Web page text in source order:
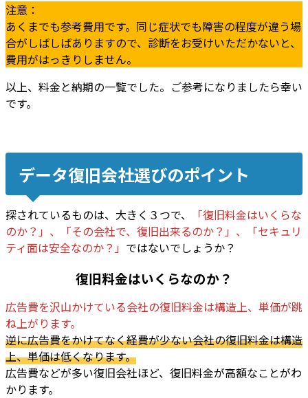
注意：
あくまでも参考費用です。同じ症状でも障害の程度が違う場
合がしばしばありますので、診断をお受けいただかないと、
費用がはっきりしません。
以上、料金と納期の一覧でした。ご参考になりましたら幸い
です。
データ復旧会社選びのポイント
探されているものは、大きく３つで、 「復旧料金はいくらな
のか？ 」、「その会社で、復旧出来るのか？ 」、「セキュリ
ティ面は安全なのか？ 」 ではないでしょうか？
復旧料金はいくらなのか？
広告費を沢山かけている会社の復旧料金は構造上、単価が跳
ね上がります。
逆に広告費をかけてなく経費が少ない会社の復旧料金は構造
上、単価は低くなります。
広告費などが多い復旧会社ほど、復旧料金が高額なことがわ
かります。